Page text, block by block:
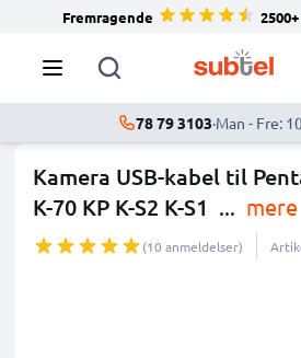
Fremragende 2500+
78 79 3103·Man - Fre:
Kamera USB-kabel til
K-70 KP K-S2 K-S1 ... mere
(10 anmeldelser)